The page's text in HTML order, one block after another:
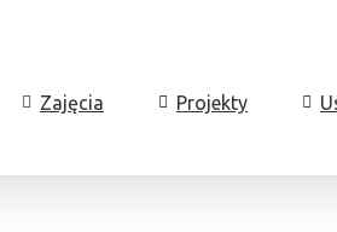
Zajęcia Projekty